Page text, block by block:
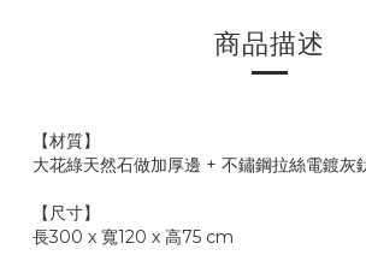
商品描述
【材質】
大花綠天然石做加厚邊 + 不鏽鋼拉絲電鍍
【尺寸】
長300 x 寬120 x 高75 cm